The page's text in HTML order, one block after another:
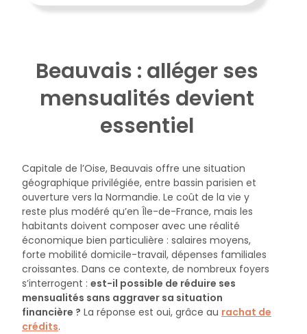
Beauvais : alléger ses
mensualités devient
essentiel
Capitale de l’Oise, Beauvais offre une situation
géographique privilégiée, entre bassin parisien et
ouverture vers la Normandie. Le coût de la vie y
reste plus modéré qu’en Île-de-France, mais les
habitants doivent composer avec une réalité
économique bien particulière : salaires moyens,
forte mobilité domicile-travail, dépenses familiales
croissantes. Dans ce contexte, de nombreux foyers
s’interrogent : est-il possible de réduire ses
mensualités sans aggraver sa situation
financière ? La réponse est oui, grâce au rachat de
crédits.